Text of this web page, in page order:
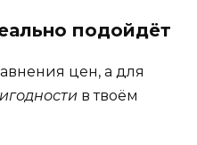
подойдёт
цен, а для
в твоём